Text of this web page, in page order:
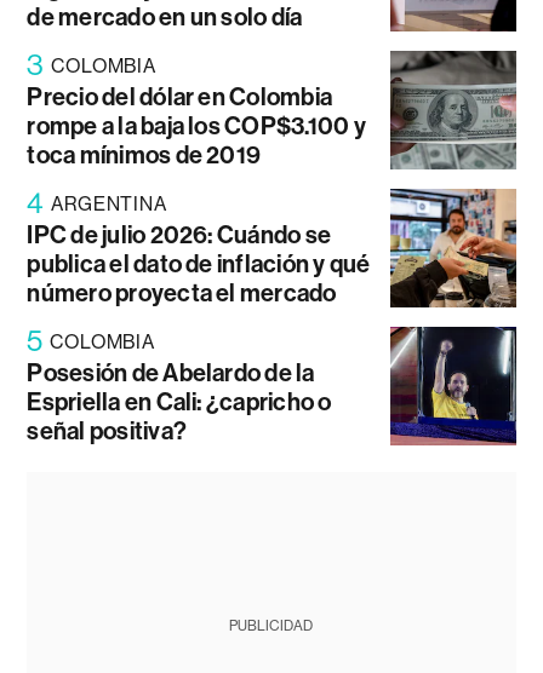
de mercado en un solo día
3 COLOMBIA
Precio del dólar en Colombia
rompe a la baja los COP$3.100 y
toca mínimos de 2019
4 ARGENTINA
IPC de julio 2026: Cuándo se
publica el dato de inflación y qué
número proyecta el mercado
5 COLOMBIA
Posesión de Abelardo de la
Espriella en Cali: ¿capricho o
señal positiva?
PUBLICIDAD